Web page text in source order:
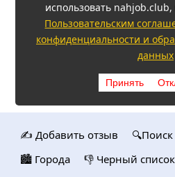
использовать
Пользовательским
конфиденциальности и
данных
Принять
✍️ Добавить отзыв
🏙️ Городa
👎 Черный список